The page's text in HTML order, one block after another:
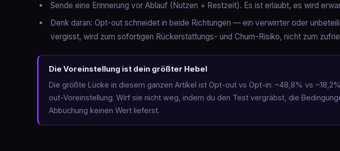
Sende eine Erinnerung vor Ablauf (Nutzen + Restzeit). Es ist erlaubt, es wird
Denk daran: Opt-out schneidet in beide Richtungen — ein verwirrter oder
vergisst, wird zum sofortigen Rückerstattungs- und Churn-Risiko, nicht zum
Die Voreinstellung ist dein größter Hebel
Die größte Lücke in diesem ganzen Artikel ist Opt-out vs Opt-in: ~48,8% vs
out-Voreinstellung. Wirf sie nicht weg, indem du den Test vergräbst, die
Abbuchung keinen Wert lieferst.